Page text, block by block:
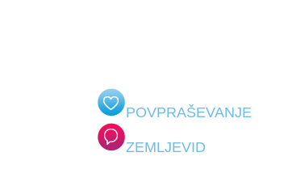
POVPRAŠEVANJE
ZEMLJEVID